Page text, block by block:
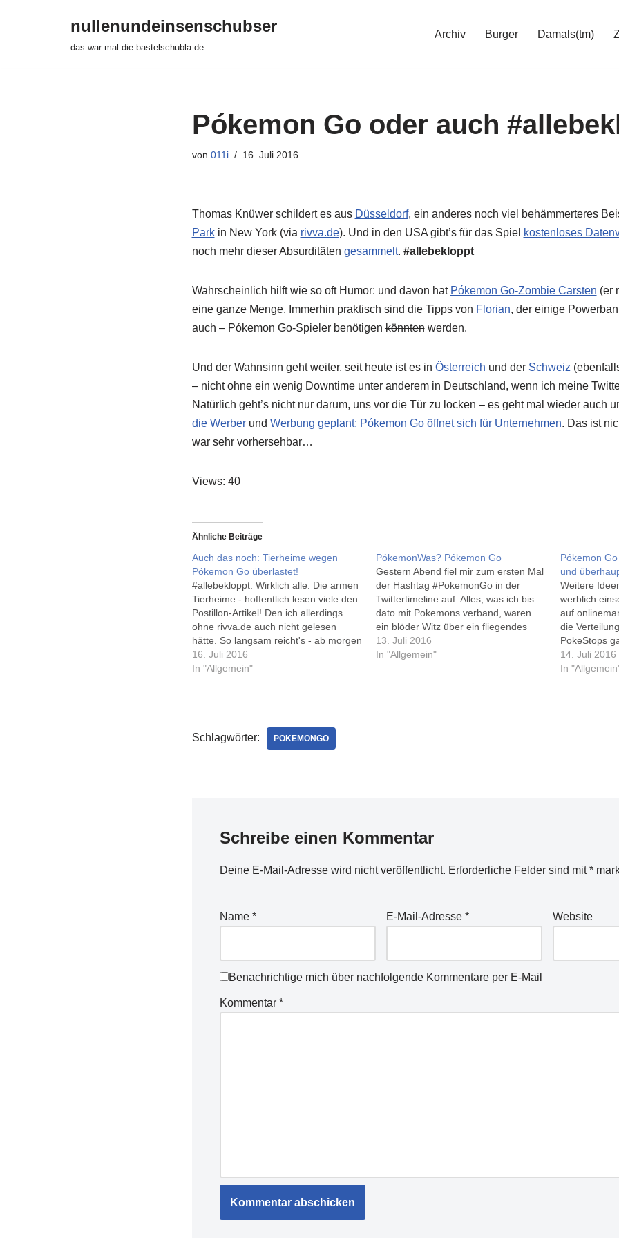
nullenundeinsenschubser
das war mal die bastelschubla.de...
Archiv Burger Damals(tm)
Pókemon Go oder auch
von 011i 16. Juli 2016
Thomas Knüwer schildert es aus Düsseldorf, ein anderes noch viel behämmerteres
Parkin New York (via rivva.de). Und in den USA gibt’s für das Spiel kostenloses
noch mehr dieser Absurditäten gesammelt. #allebekloppt
Wahrscheinlich hilft wie so oft Humor: und davon hat Pókemon Go-Zombie Carsten (er
eine ganze Menge. Immerhin praktisch sind die Tipps von Florian, der einige
auch – Pókemon Go-Spieler benötigenkönntenwerden.
Und der Wahnsinn geht weiter, seit heute ist es in Österreich und der Schweiz
– nicht ohne ein wenig Downtime unter anderem in Deutschland, wenn ich meine
Natürlich geht’s nicht nur darum, uns vor die Tür zu locken – es geht mal wieder auch
die Werberund Werbung geplant: Pókemon Go öffnet sich für Unternehmen. Das ist
war sehr vorhersehbar…
Views: 40
Ähnliche Beiträge
Auch das noch: Tierheime wegen
Pókemon Go überlastet!
#allebekloppt. Wirklich alle. Die armen
Tierheime - hoffentlich lesen viele den
Postillon-Artikel! Den ich allerdings
ohne rivva.de auch nicht gelesen
hätte. So langsam reicht's - ab morgen
gibt's hier auch wieder andere
Themen, versprochen.
16. Juli 2016
In "Allgemein"
PókemonWas? Pókemon Go
Gestern Abend fiel mir zum ersten Mal
der Hashtag #PokemonGo in der
Twittertimeline auf. Alles, was ich bis
dato mit Pokemons verband, waren
ein blöder Witz über ein fliegendes
etwas namens Pikachu (richtig
geschrieben?) und so'ne
13. Juli 2016
In "Allgemein"
Pókemon
und
Weitere
werblich
auf
die
PokeStops
zunächst
warum
14. Juli 2016
In
Schlagwörter: POKEMONGO
Schreibe einen Kommentar
Deine E-Mail-Adresse wird nicht veröffentlicht. Erforderliche Felder sind mit*
Name * E-Mail-Adresse * Website
Benachrichtige mich über nachfolgende Kommentare per E-Mail
Kommentar *